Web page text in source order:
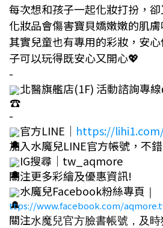
每次想和孩子一起化妝打扮，
化妝品會傷害寶貝嬌嫩嫩的肌膚
其實兒童也有專用的彩妝，安心
子可以玩得既安心又開心💖
-
北醫旗艦店(1F) 活動諮詢專
-
官方LINE｜ https://
加入水魔兒LINE官方帳號，不
IG搜尋｜tw_aqmore
關注更多彩繪及優惠資訊!
水魔兒Facebook粉絲專頁 ｜
ttps://www.facebook.com/
關注水魔兒官方臉書帳號，及